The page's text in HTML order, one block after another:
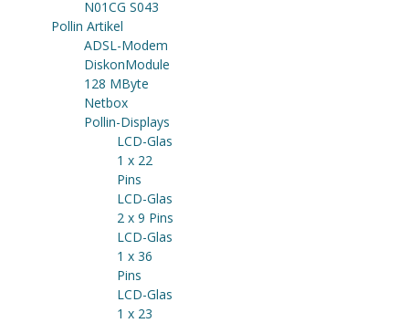
N01CG S043
Pollin Artikel
ADSL-Modem
DiskonModule
128 MByte
Netbox
Pollin-Displays
LCD-Glas
1 x 22
Pins
LCD-Glas
2 x 9 Pins
LCD-Glas
1 x 36
Pins
LCD-Glas
1 x 23